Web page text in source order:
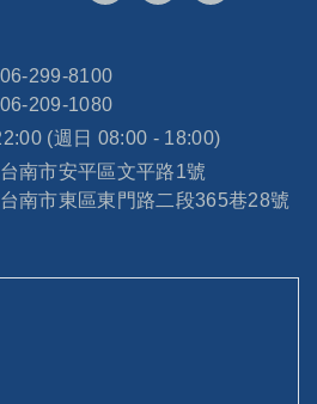
06-299-8100
06-209-1080
(週日 08:00 - 18:00)
南市安平區文平路1號
南市東區東門路二段365巷28號